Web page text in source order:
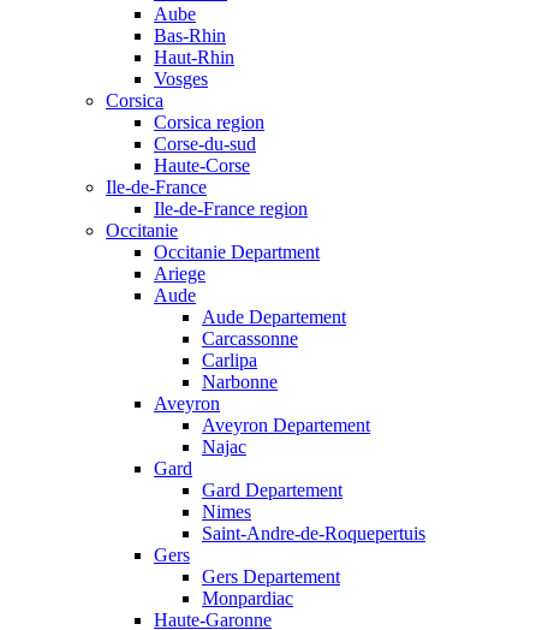
Aube
Bas-Rhin
Haut-Rhin
Vosges
Corsica
Corsica region
Corse-du-sud
Haute-Corse
Ile-de-France
Ile-de-France region
Occitanie
Occitanie Department
Ariege
Aude
Aude Departement
Carcassonne
Carlipa
Narbonne
Aveyron
Aveyron Departement
Najac
Gard
Gard Departement
Nimes
Saint-Andre-de-Roquepertuis
Gers
Gers Departement
Monpardiac
Haute-Garonne